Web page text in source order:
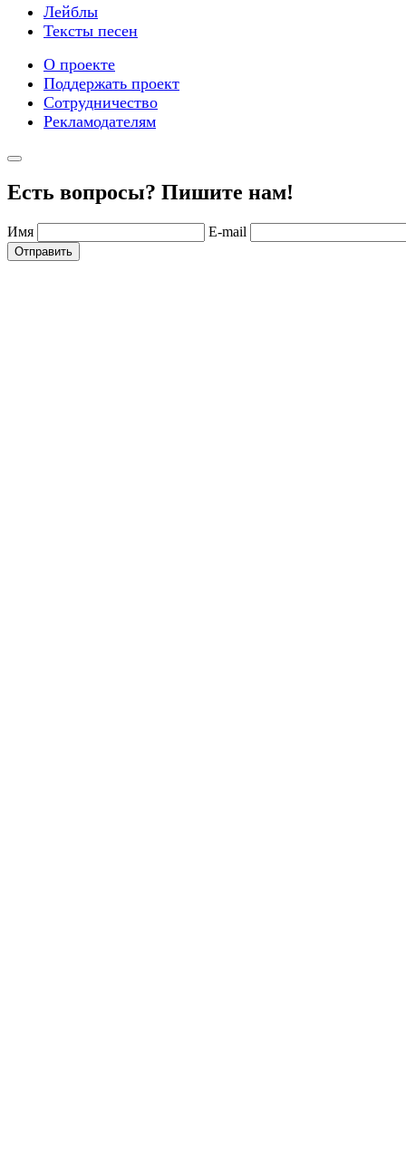
Лейблы
Тексты песен
О проекте
Поддержать проект
Сотрудничество
Рекламодателям
Есть вопросы? Пишите нам!
Имя E-mail